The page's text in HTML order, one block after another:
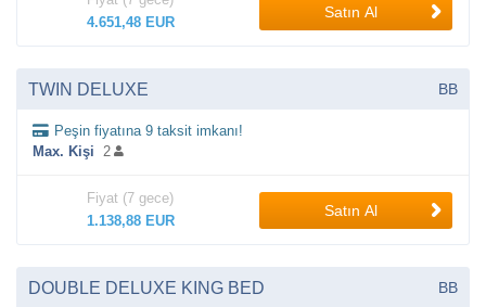
4.651,48 EUR
Satın Al
TWIN DELUXE BB
Peşin fiyatına 9 taksit imkanı!
Max. Kişi 2
Fiyat (7 gece)
1.138,88 EUR
Satın Al
DOUBLE DELUXE KING BED BB